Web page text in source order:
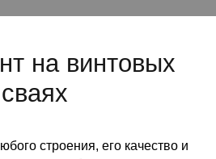
на винтовых
сваях
строения, его качество и